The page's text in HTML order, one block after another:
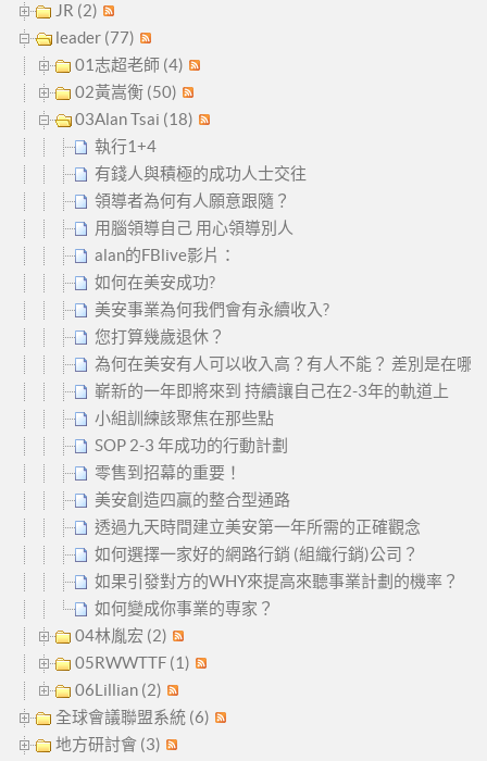
JR (2)
leader (77)
01志超老師 (4)
02黃嵩衡 (50)
03Alan Tsai (18)
執行1+4
有錢人與積極的成功人士交往
領導者為何有人願意跟隨？
用腦領導自己 用心領導別人
alan的FBlive影片：
如何在美安成功?
美安事業為何我們會有永續收入?
您打算幾歲退休？
為何在美安有人可以收入高？有人不能？ 差別是在哪
嶄新的一年即將來到 持續讓自己在2-3年的軌道上
小組訓練該聚焦在那些點
SOP 2-3 年成功的行動計劃
零售到招幕的重要！
美安創造四贏的整合型通路
透過九天時間建立美安第一年所需的正確觀念
如何選擇一家好的網路行銷 (組織行銷)公司？
如果引發對方的WHY來提高來聽事業計劃的機率？
如何變成你事業的専家？
04林胤宏 (2)
05RWWTTF (1)
06Lillian (2)
全球會議聯盟系統 (6)
地方研討會 (3)